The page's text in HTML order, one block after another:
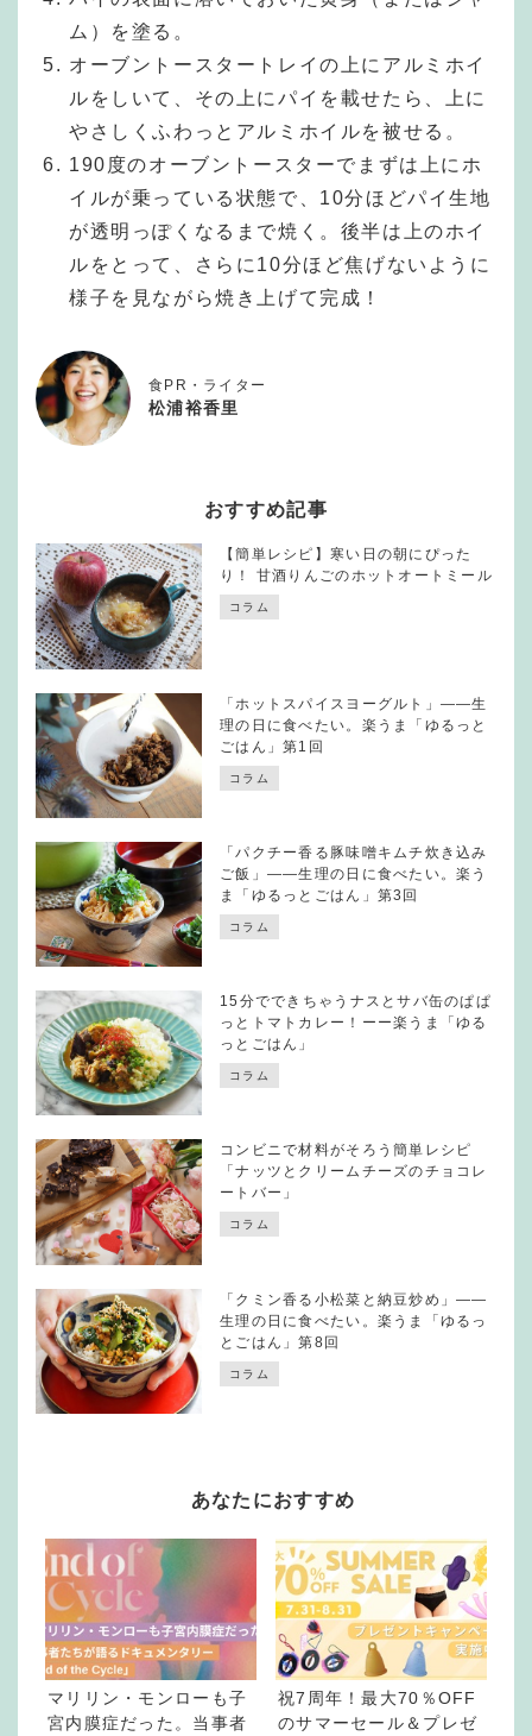
ム）を塗る。
オーブントースタートレイの上にアルミホイ
ルをしいて、その上にパイを載せたら、上に
やさしくふわっとアルミホイルを被せる。
190度のオーブントースターでまずは上にホ
イルが乗っている状態で、10分ほどパイ生地
が透明っぽくなるまで焼く。後半は上のホイ
ルをとって、さらに10分ほど焦げないように
様子を見ながら焼き上げて完成！
食PR・ライター
松浦裕香里
おすすめ記事
【簡単レシピ】寒い日の朝にぴった
り！ 甘酒りんごのホットオートミール
コラム
「ホットスパイスヨーグルト」——生
理の日に食べたい。楽うま「ゆるっと
ごはん」第1回
コラム
「パクチー香る豚味噌キムチ炊き込み
ご飯」——生理の日に食べたい。楽う
ま「ゆるっとごはん」第3回
コラム
15分でできちゃうナスとサバ缶のぱぱ
っとトマトカレー！ーー楽うま「ゆる
っとごはん」
コラム
コンビニで材料がそろう簡単レシピ
「ナッツとクリームチーズのチョコレ
ートバー」
コラム
「クミン香る小松菜と納豆炒め」——
生理の日に食べたい。楽うま「ゆるっ
とごはん」第8回
コラム
あなたにおすすめ
マリリン・モンローも子
宮内膜症だった。当事者
祝7周年！最大70％OFF
のサマーセール＆プレゼ